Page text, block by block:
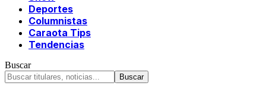
Deportes
Columnistas
Caraota Tips
Tendencias
Buscar